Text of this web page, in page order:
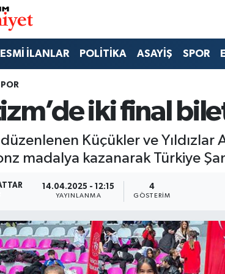
İLANLAR POLİTİKA ASAYİŞ SPOR
iki final
Küçükler ve
madalya kazanarak Türkiye
14.04.2025 - 12:15
YAYINLANMA
4
GÖSTERIM